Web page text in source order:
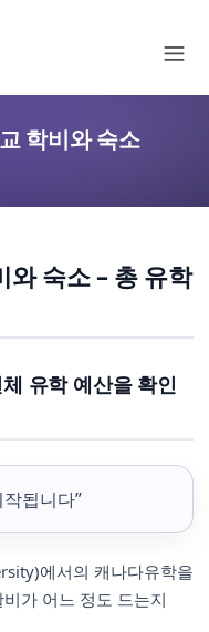
학비와 숙소
와 숙소 – 총 유학
유학 예산을 확인
됩니다”
에서의 캐나다유학을
가 어느 정도 드는지